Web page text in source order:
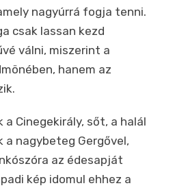
nagyúrrá fogja tenni.
csak lassan kezd
válni, miszerint a
hanem az
Cinegekirály, sőt, a halál
a nagybeteg Gergővel,
az édesapját
kép idomul ehhez a